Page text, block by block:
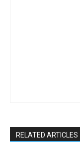
RELATED ARTICLES